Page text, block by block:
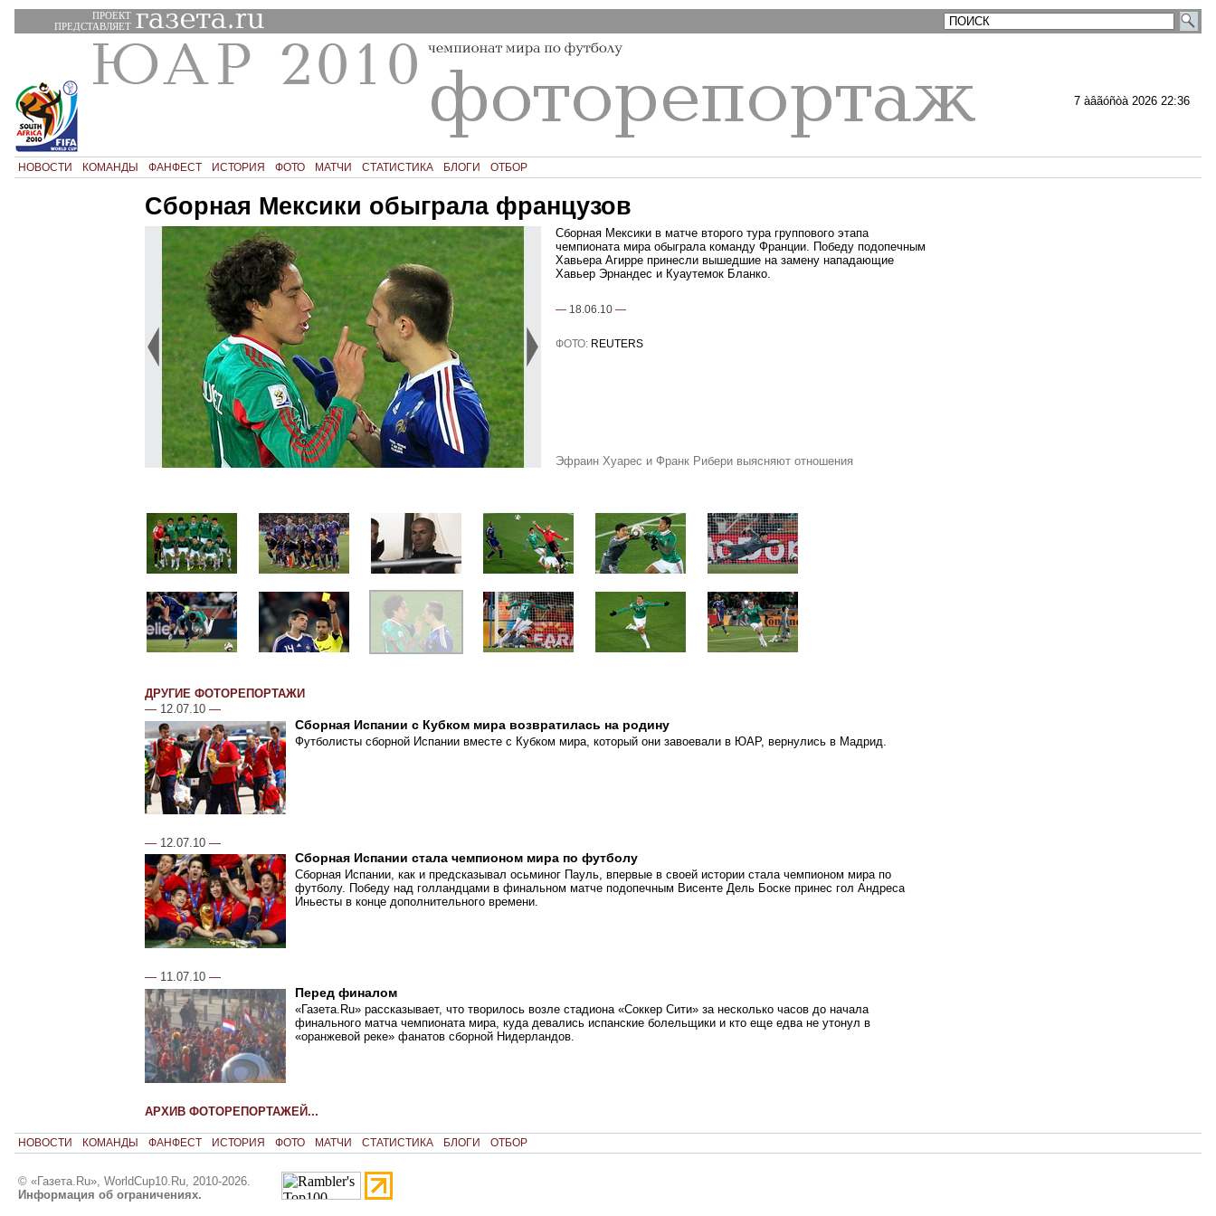
ПРОЕКТ
ПРЕДСТАВЛЯЕТ
7 àâãóñòà 2026 22:36
НОВОСТИ КОМАНДЫ ФАНФЕСТ ИСТОРИЯ ФОТО МАТЧИ СТАТИСТИКА БЛОГИ ОТБОР
Сборная Мексики обыграла французов
Сборная Мексики в матче второго тура группового этапа
чемпионата мира обыграла команду Франции. Победу подопечным
Хавьера Агирре принесли вышедшие на замену нападающие
Хавьер Эрнандес и Куаутемок Бланко.
— 18.06.10 —
ФОТО: REUTERS
Эфраин Хуарес и Франк Рибери выясняют отношения
ДРУГИЕ ФОТОРЕПОРТАЖИ
— 12.07.10 —
Сборная Испании с Кубком мира возвратилась на родину
Футболисты сборной Испании вместе с Кубком мира, который они завоевали в ЮАР, вернулись в Мадрид.
— 12.07.10 —
Сборная Испании стала чемпионом мира по футболу
Сборная Испании, как и предсказывал осьминог Пауль, впервые в своей истории стала чемпионом мира по
футболу. Победу над голландцами в финальном матче подопечным Висенте Дель Боске принес гол Андреса
Иньесты в конце дополнительного времени.
— 11.07.10 —
Перед финалом
«Газета.Ru» рассказывает, что творилось возле стадиона «Соккер Сити» за несколько часов до начала
финального матча чемпионата мира, куда девались испанские болельщики и кто еще едва не утонул в
«оранжевой реке» фанатов сборной Нидерландов.
АРХИВ ФОТОРЕПОРТАЖЕЙ...
НОВОСТИ КОМАНДЫ ФАНФЕСТ ИСТОРИЯ ФОТО МАТЧИ СТАТИСТИКА БЛОГИ ОТБОР
© «Газета.Ru», WorldCup10.Ru, 2010-2026.
Информация об ограничениях.